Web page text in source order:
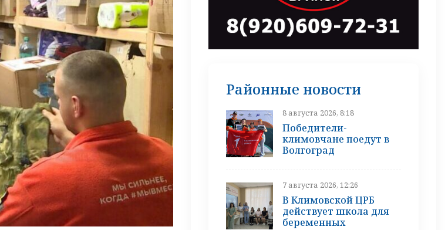
Районные новости
8 августа 2026, 8:18
Победители-
климовчане поедут в
Волгоград
7 августа 2026, 12:26
В Климовской ЦРБ
действует школа для
беременных